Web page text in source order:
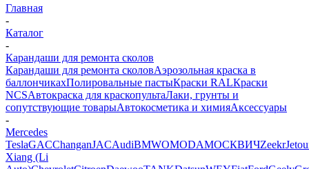
Главная
-
Каталог
-
Карандаши для ремонта сколов
Карандаши для ремонта сколовАэрозольная краска в
баллончикахПолировальные пастыКраски RALКраски
NCSАвтокраска для краскопультаЛаки, грунты и
сопутствующие товарыАвтокосметика и химияАксессуары
-
Mercedes
TeslaGACChanganJACAudiBMWOMODAМОСКВИЧZeekr
Xiang (Li